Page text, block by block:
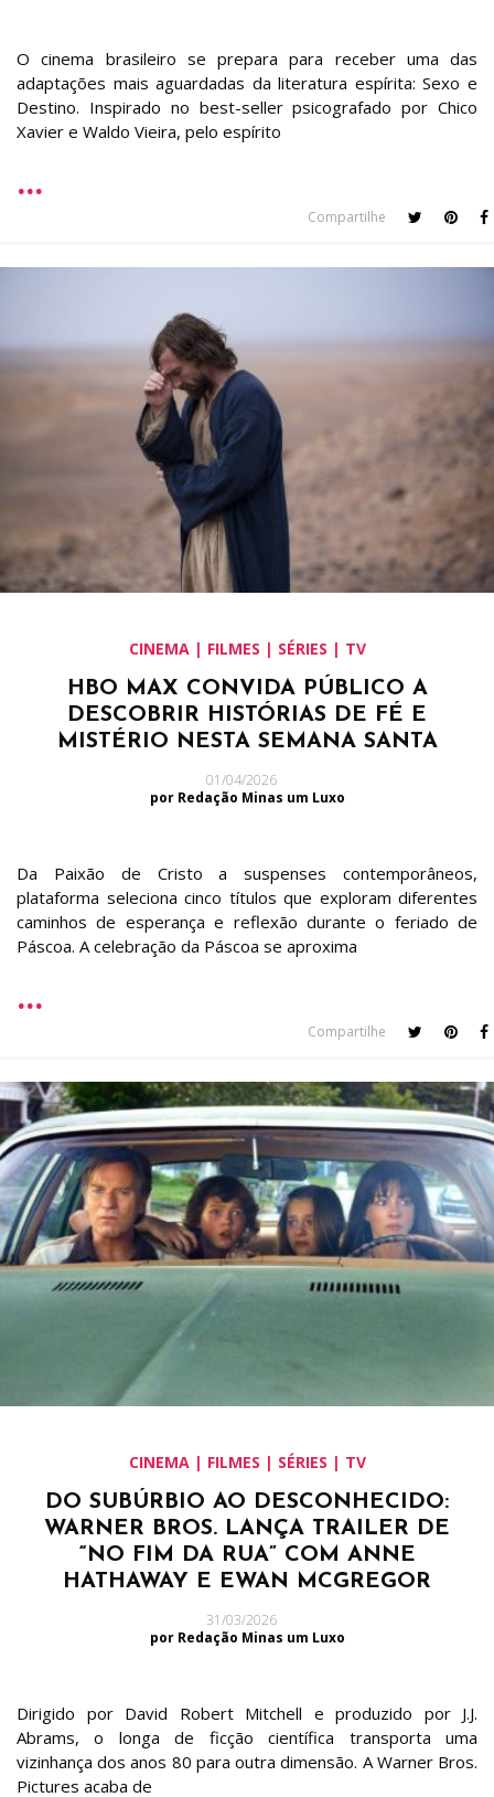
O cinema brasileiro se prepara para receber uma das
adaptações mais aguardadas da literatura espírita: Sexo e
Destino. Inspirado no best-seller psicografado por Chico
Xavier e Waldo Vieira, pelo espírito
Compartilhe
CINEMA | FILMES | SÉRIES | TV
HBO MAX CONVIDA PÚBLICO A
DESCOBRIR HISTÓRIAS DE FÉ E
MISTÉRIO NESTA SEMANA SANTA
01/04/2026
por Redação Minas um Luxo
Da Paixão de Cristo a suspenses contemporâneos,
plataforma seleciona cinco títulos que exploram diferentes
caminhos de esperança e reflexão durante o feriado de
Páscoa. A celebração da Páscoa se aproxima
Compartilhe
CINEMA | FILMES | SÉRIES | TV
DO SUBÚRBIO AO DESCONHECIDO:
WARNER BROS. LANÇA TRAILER DE
“NO FIM DA RUA” COM ANNE
HATHAWAY E EWAN MCGREGOR
31/03/2026
por Redação Minas um Luxo
Dirigido por David Robert Mitchell e produzido por J.J.
Abrams, o longa de ficção científica transporta uma
vizinhança dos anos 80 para outra dimensão. A Warner Bros.
Pictures acaba de